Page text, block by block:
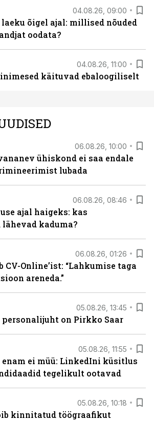
04.08.26, 09:00
õigel ajal: millised nõuded
oodata?
04.08.26, 11:00
käituvad ebaloogiliselt
06.08.26, 10:00
ühiskond ei saa endale
lubada
06.08.26, 08:46
ajal haigeks: kas
kaduma?
06.08.26, 01:26
CV-Online’ist: “Lahkumise taga
areneda.”
05.08.26, 13:45
personalijuht on Pirkko Saar
05.08.26, 11:55
ei müü: LinkedIni küsitlus
tegelikult ootavad
05.08.26, 10:18
kinnitatud töögraafikut